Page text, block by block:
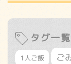
タグ一覧
1人ご飯 ご